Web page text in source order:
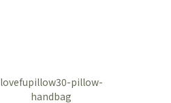
lovefupillow30-pillow-
handbag